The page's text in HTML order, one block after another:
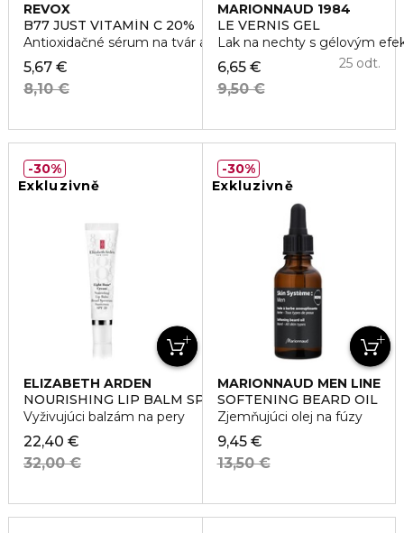
REVOX
B77 JUST VITAMÍN C 20%
Antioxidačné sérum na tvár a krk
5,67 €
8,10 €
MARIONNAUD 1984
LE VERNIS GEL
Lak na nechty s gélovým
6,65 €
9,50 €
25 odt.
Exkluzivně
ELIZABETH ARDEN
NOURISHING LIP BALM SPF20
Vyživujúci balzám na pery
22,40 €
32,00 €
30%
Exkluzivně
MARIONNAUD MEN LINE
SOFTENING BEARD OIL
Zjemňujúci olej na fúzy
9,45 €
13,50 €
30%